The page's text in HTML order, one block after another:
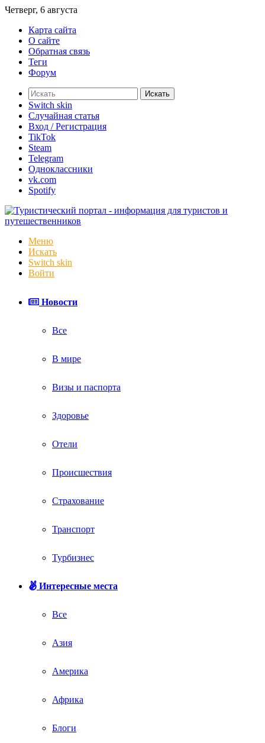
Четверг, 6 августа
Карта сайта
О сайте
Обратная связь
Теги
Форум
Искать
Switch skin
Случайная статья
Вход / Регистрация
TikTok
Steam
Telegram
Одноклассники
vk.com
Spotify
Меню
Искать
Switch skin
Войти
Новости
Все
В мире
Визы и паспорта
Здоровье
Отели
Происшествия
Страхование
Транспорт
Турбизнес
Интересные места
Все
Азия
Америка
Африка
Блоги